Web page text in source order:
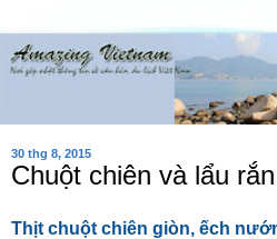
30 thg 8, 2015
Chuột chiên và lẩu
Thịt chuột chiên giòn, ếch